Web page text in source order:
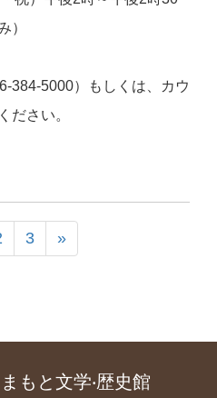
）
5000）もしくは、カウ
ださい。
3 »
もと文学‧歴史館